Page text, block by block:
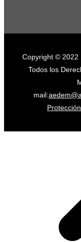
Copyright © 2022
Todos los
mail: